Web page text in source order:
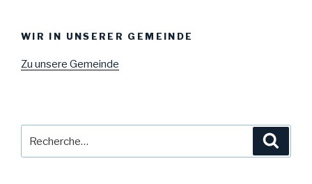
WIR IN UNSERER GEMEINDE
Zu unsere Gemeinde
pour